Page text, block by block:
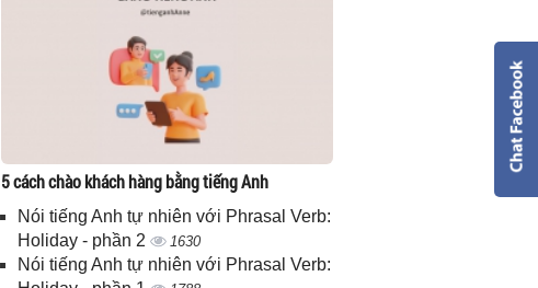
5 cách chào khách hàng bằng tiếng Anh
Nói tiếng Anh tự nhiên với Phrasal Verb:
Holiday - phần 2
1630
Nói tiếng Anh tự nhiên với Phrasal Verb: